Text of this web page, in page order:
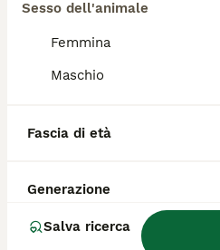
Sesso dell'animale
Femmina
Maschio
Fascia di età
Generazione
Salva ricerca
Toy di razza pura in Italia
fattori come il pedigree,
Quali sono i
barboncino toy?
Che differenza
barboncino toy